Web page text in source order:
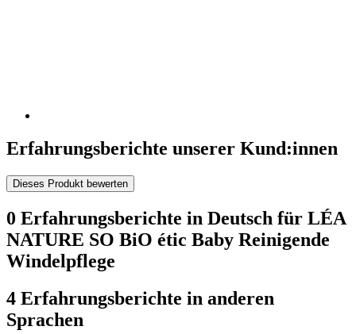
Erfahrungsberichte unserer Kund:innen
Dieses Produkt bewerten
0 Erfahrungsberichte in Deutsch für LÉA
NATURE SO BiO étic Baby Reinigende
Windelpflege
4 Erfahrungsberichte in anderen
Sprachen